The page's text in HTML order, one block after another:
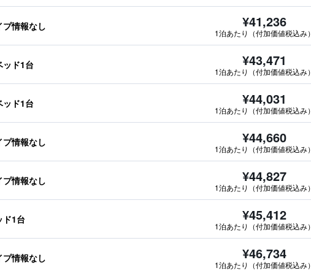
情報なし ¥41,236
1泊あたり（付加価値税込み）
ド1台 ¥43,471
1泊あたり（付加価値税込み）
ド1台 ¥44,031
1泊あたり（付加価値税込み）
情報なし ¥44,660
1泊あたり（付加価値税込み）
情報なし ¥44,827
1泊あたり（付加価値税込み）
1台 ¥45,412
1泊あたり（付加価値税込み）
情報なし ¥46,734
1泊あたり（付加価値税込み）